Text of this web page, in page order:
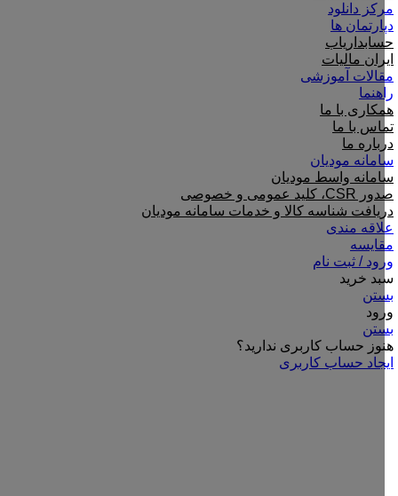
مرکز دانلود
دپارتمان ها
حسابداریاب
ایران مالیات
مقالات آموزشی
راهنما
همکاری با ما
تماس با ما
درباره ما
سامانه مودیان
سامانه واسط مودیان
صدور CSR، کلید عمومی و خصوصی
دریافت شناسه کالا و خدمات سامانه مودیان
علاقه مندی
مقایسه
ورود / ثبت نام
سبد خرید
بستن
ورود
بستن
هنوز حساب کاربری ندارید؟
ایجاد حساب کاربری